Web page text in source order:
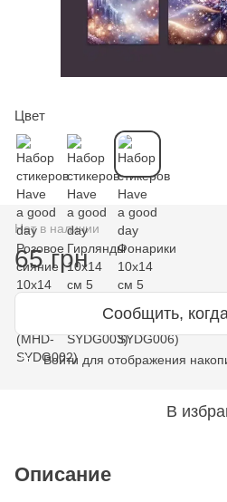
Цвет
Нет в наличии
65 грн
Сообщить,
% Войти для отображения
В
Описание